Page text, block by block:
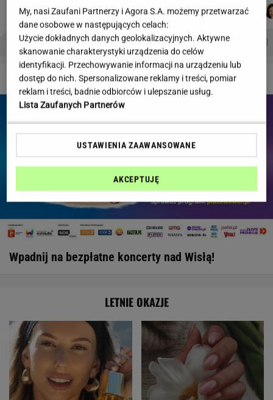
DZIEJE SIĘ!
Wpadnij na bezpłatne koncerty nad Wisłą!
Autorzy:
MARTA
NOWAK
DANIEL
MAIKOWSKI
JOANNA
CHOJNACKA
JUSTYNA
BRYCZKOWSKA
PROBLEMY POLSKICH SIATKARZY ZNAK Z '30' WISŁAWA SZYMBORSKA
LETNIE OKAZJE
My, nasi Zaufani Partnerzy i Agora S.A. możemy przetwarzać
dane osobowe w następujących celach:
Użycie dokładnych danych geolokalizacyjnych. Aktywne
skanowanie charakterystyki urządzenia do celów
identyfikacji. Przechowywanie informacji na urządzeniu lub
dostęp do nich. Spersonalizowane reklamy i treści, pomiar
reklam i treści, badnie odbiorców i ulepszanie usług.
Lista Zaufanych Partnerów
USTAWIENIA ZAAWANSOWANE
AKCEPTUJĘ